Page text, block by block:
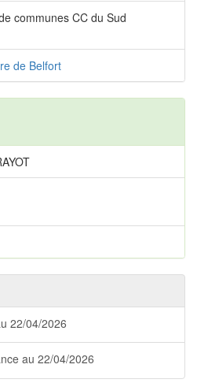
communes CC du Sud
de Belfort
22/04/2026
au 22/04/2026